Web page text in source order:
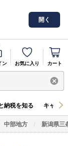
開く
ン お気に入り カート
納税を知る キャン
中部地方 新潟県三